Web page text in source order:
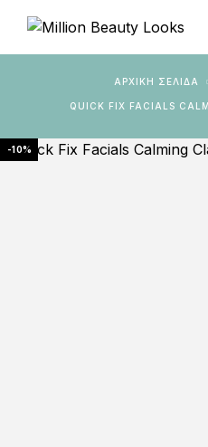
ΑΡΧΙΚΉ ΣΕΛΊΔΑ
QUICK FIX FACIALS
-10%